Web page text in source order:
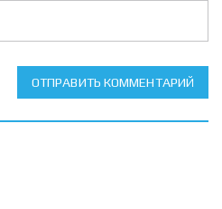
ОТПРАВИТЬ КОММЕНТАРИЙ